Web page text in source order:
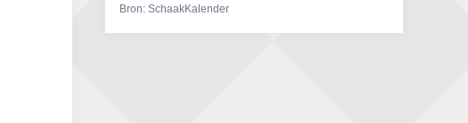
22 augustus 2026 · Den Burg, Texel
Bron: SchaakKalender